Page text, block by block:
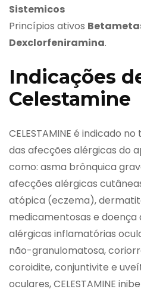
Sistemicos
Princípios ativos
Dexclorfeniramina.
Indicações
Celestamine
CELESTAMINE é indicado
das afecções alérgicas do
como: asma brônquica
afecções alérgicas
atópica (eczema),
medicamentosas e doença
alérgicas inflamatórias
não-granulomatosa,
coroidite, conjuntivite e
oculares, CELESTAMINE